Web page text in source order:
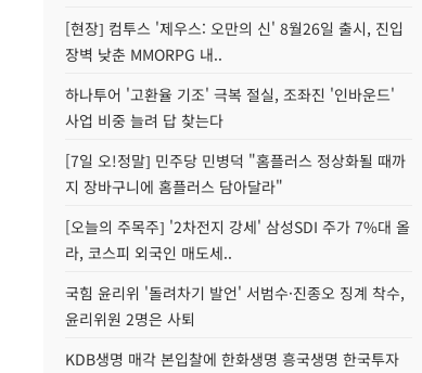
[현장] 컴투스 '제우스: 오만의 신' 8월26일 출시, 진입
장벽 낮춘 MMORPG 내..
하나투어 '고환율 기조' 극복 절실, 조좌진 '인바운드'
사업 비중 늘려 답 찾는다
[7일 오!정말] 민주당 민병덕 "홈플러스 정상화될 때까
지 장바구니에 홈플러스 담아달라"
[오늘의 주목주] '2차전지 강세' 삼성SDI 주가 7%대 올
라, 코스피 외국인 매도세..
국힘 윤리위 '돌려차기 발언' 서범수·진종오 징계 착수,
윤리위원 2명은 사퇴
KDB생명 매각 본입찰에 한화생명 흥국생명 한국투자